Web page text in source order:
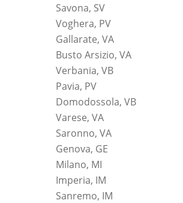
Savona, SV
Voghera, PV
Gallarate, VA
Busto Arsizio, VA
Verbania, VB
Pavia, PV
Domodossola, VB
Varese, VA
Saronno, VA
Genova, GE
Milano, MI
Imperia, IM
Sanremo, IM